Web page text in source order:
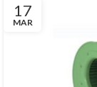
17
MAR